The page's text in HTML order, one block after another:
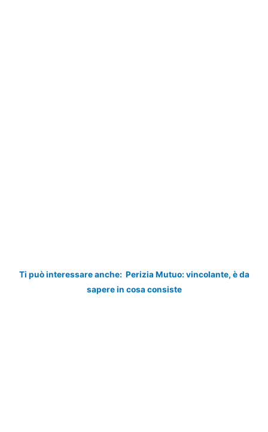
Ti può interessare anche: Perizia Mutuo: vincolante, è da
sapere in cosa consiste